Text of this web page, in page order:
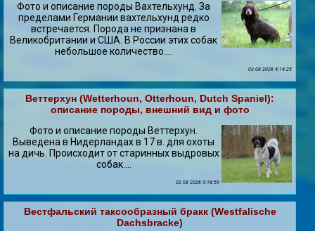
Фото и описание породы Вахтельхунд. За
пределами Германии вахтельхунд редко
встречается. Порода не признана в
Великобритании и США. В России этих собак
небольшое количество....
03 08 2026 4:14:25
Веттерхун (Wetterhoun, Otterhoun, Dutch Spaniel):
описание породы, внешний вид и фото
Фото и описание породы Веттерхун.
Выведена в Нидерландах в 17 в. для охоты
на дичь. Происходит от старинных выдровых
собак....
02 08 2026 9:18:59
Вестфальский таксообразный бpaкк (Westfalische
Dachsbracke)